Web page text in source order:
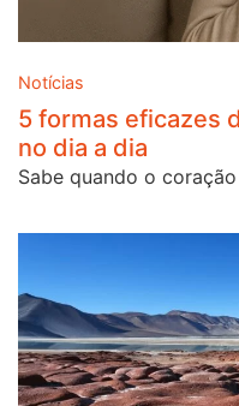
Notícias
5 formas eficazes
no dia a dia
Sabe quando o